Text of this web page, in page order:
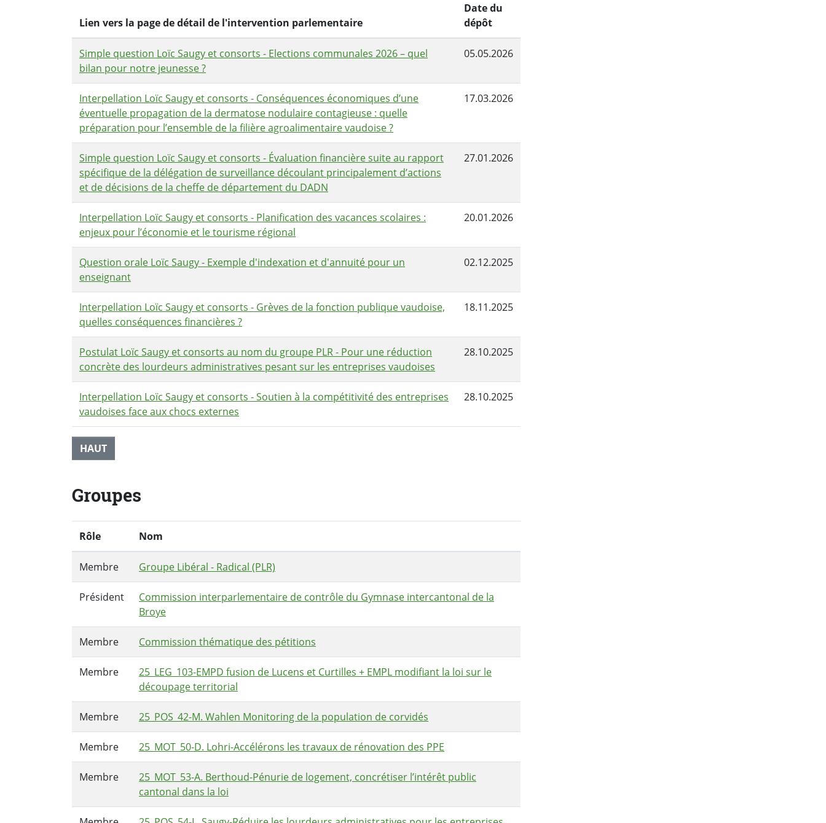
Lien vers la page de détail de l'intervention parlementaire
Date du
dépôt
Simple question Loïc Saugy et consorts - Elections communales 2026 – quel
bilan pour notre jeunesse ?
05.05.2026
Interpellation Loïc Saugy et consorts - Conséquences économiques d’une
éventuelle propagation de la dermatose nodulaire contagieuse : quelle
préparation pour l’ensemble de la filière agroalimentaire vaudoise ?
17.03.2026
Simple question Loïc Saugy et consorts - Évaluation financière suite au rapport
spécifique de la délégation de surveillance découlant principalement d’actions
et de décisions de la cheffe de département du DADN
27.01.2026
Interpellation Loïc Saugy et consorts - Planification des vacances scolaires :
enjeux pour l’économie et le tourisme régional
20.01.2026
Question orale Loïc Saugy - Exemple d'indexation et d'annuité pour un
enseignant
02.12.2025
Interpellation Loïc Saugy et consorts - Grèves de la fonction publique vaudoise,
quelles conséquences financières ?
18.11.2025
Postulat Loïc Saugy et consorts au nom du groupe PLR - Pour une réduction
concrète des lourdeurs administratives pesant sur les entreprises vaudoises
28.10.2025
Interpellation Loïc Saugy et consorts - Soutien à la compétitivité des entreprises
vaudoises face aux chocs externes
28.10.2025
HAUT
Groupes
Rôle Nom
Membre Groupe Libéral - Radical (PLR)
Président
Commission interparlementaire de contrôle du Gymnase intercantonal de la
Broye
Membre Commission thématique des pétitions
Membre
25_LEG_103-EMPD fusion de Lucens et Curtilles + EMPL modifiant la loi sur le
découpage territorial
Membre 25_POS_42-M. Wahlen Monitoring de la population de corvidés
Membre 25_MOT_50-D. Lohri-Accélérons les travaux de rénovation des PPE
Membre
25_MOT_53-A. Berthoud-Pénurie de logement, concrétiser l’intérêt public
cantonal dans la loi